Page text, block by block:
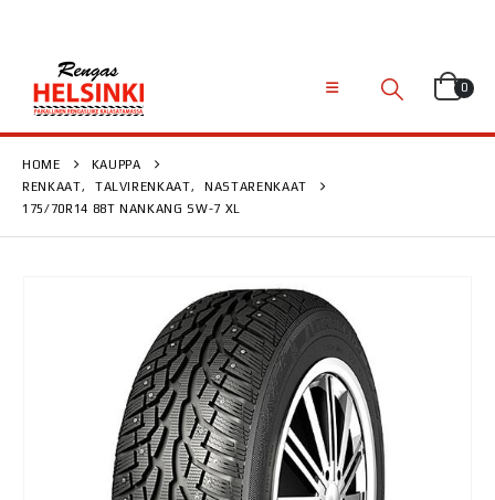
0
HOME
KAUPPA
RENKAAT, TALVIRENKAAT,
NASTARENKAAT
175/70R14 88T NANKANG SW-7 XL